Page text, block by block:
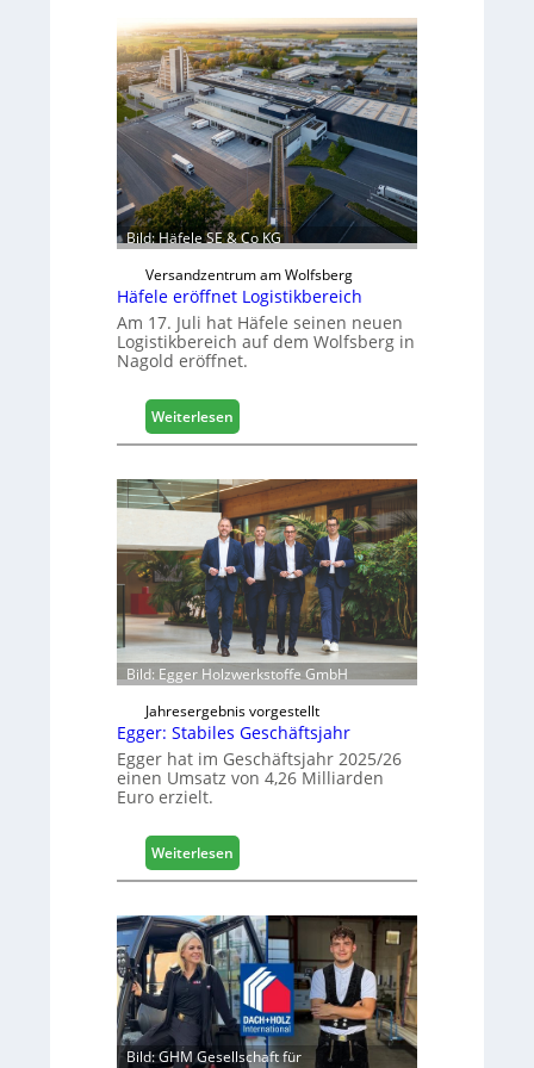
s
c
h
i
n
e
n
a
u
d
i
g
t
a
i
s
i
e
r
t
s
i
c
h
Bild: Häfele SE & Co KG
Versandzentrum am Wolfsberg
Häfele eröffnet Logistikbereich
Am 17. Juli hat Häfele seinen neuen
Logistikbereich auf dem Wolfsberg in
Nagold eröffnet.
Weiterlesen
H
f
e
l
e
e
r
ö
f
f
n
e
t
L
o
s
t
k
b
e
r
e
i
c
Bild: Egger Holzwerkstoffe GmbH
Jahresergebnis vorgestellt
Egger: Stabiles Geschäftsjahr
Egger hat im Geschäftsjahr 2025/26
einen Umsatz von 4,26 Milliarden
Euro erzielt.
Weiterlesen
E
g
e
r
:
S
t
a
Bild: GHM Gesellschaft für